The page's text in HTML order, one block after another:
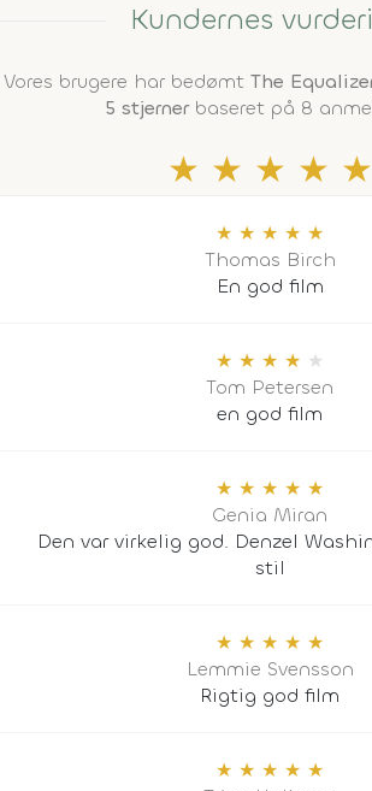
Kundernes
Vores brugere har bedømt The
5 stjernerbaseret på 8
★ ★ ★ ★ ★
★ ★ ★ ★ ★
Thomas Birch
En god film
★ ★ ★ ★ ★
Tom Petersen
en god film
★ ★ ★ ★ ★
Genia Miran
Den var virkelig god. Denzel
stil
★ ★ ★ ★ ★
Lemmie Svensson
Rigtig god film
★ ★ ★ ★ ★